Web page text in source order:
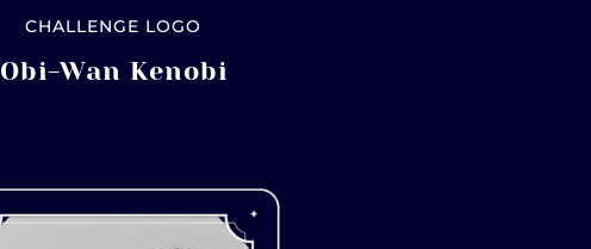
CHALLENGE LOGO
Obi-Wan Kenobi